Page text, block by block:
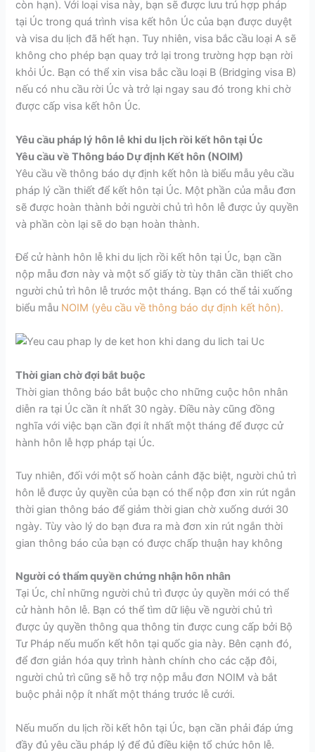
còn hạn). Với loại visa này, bạn sẽ được lưu trú hợp pháp
tại Úc trong quá trình visa kết hôn Úc của bạn được duyệt
và visa du lịch đã hết hạn. Tuy nhiên, visa bắc cầu loại A sẽ
không cho phép bạn quay trở lại trong trường hợp bạn rời
khỏi Úc. Bạn có thể xin visa bắc cầu loại B (Bridging visa B)
nếu có nhu cầu rời Úc và trở lại ngay sau đó trong khi chờ
được cấp visa kết hôn Úc.
Yêu cầu pháp lý hôn lễ khi du lịch rồi kết hôn tại Úc
Yêu cầu về Thông báo Dự định Kết hôn (NOIM)
Yêu cầu về thông báo dự định kết hôn là biểu mẫu yêu cầu
pháp lý cần thiết để kết hôn tại Úc. Một phần của mẫu đơn
sẽ được hoàn thành bởi người chủ trì hôn lễ được ủy quyền
và phần còn lại sẽ do bạn hoàn thành.
Để cử hành hôn lễ khi du lịch rồi kết hôn tại Úc, bạn cần
nộp mẫu đơn này và một số giấy tờ tùy thân cần thiết cho
người chủ trì hôn lễ trước một tháng. Bạn có thể tải xuống
biểu mẫu NOIM (yêu cầu về thông báo dự định kết hôn).
Thời gian chờ đợi bắt buộc
Thời gian thông báo bắt buộc cho những cuộc hôn nhân
diễn ra tại Úc cần ít nhất 30 ngày. Điều này cũng đồng
nghĩa với việc bạn cần đợi ít nhất một tháng để được cử
hành hôn lễ hợp pháp tại Úc.
Tuy nhiên, đối với một số hoàn cảnh đặc biệt, người chủ trì
hôn lễ được ủy quyền của bạn có thể nộp đơn xin rút ngắn
thời gian thông báo để giảm thời gian chờ xuống dưới 30
ngày. Tùy vào lý do bạn đưa ra mà đơn xin rút ngắn thời
gian thông báo của bạn có được chấp thuận hay không
Người có thẩm quyền chứng nhận hôn nhân
Tại Úc, chỉ những người chủ trì được ủy quyền mới có thể
cử hành hôn lễ. Bạn có thể tìm dữ liệu về người chủ trì
được ủy quyền thông qua thông tin được cung cấp bởi Bộ
Tư Pháp nếu muốn kết hôn tại quốc gia này. Bên cạnh đó,
để đơn giản hóa quy trình hành chính cho các cặp đôi,
người chủ trì cũng sẽ hỗ trợ nộp mẫu đơn NOIM và bắt
buộc phải nộp ít nhất một tháng trước lễ cưới.
Nếu muốn du lịch rồi kết hôn tại Úc, bạn cần phải đáp ứng
đầy đủ yêu cầu pháp lý để đủ điều kiện tổ chức hôn lễ.